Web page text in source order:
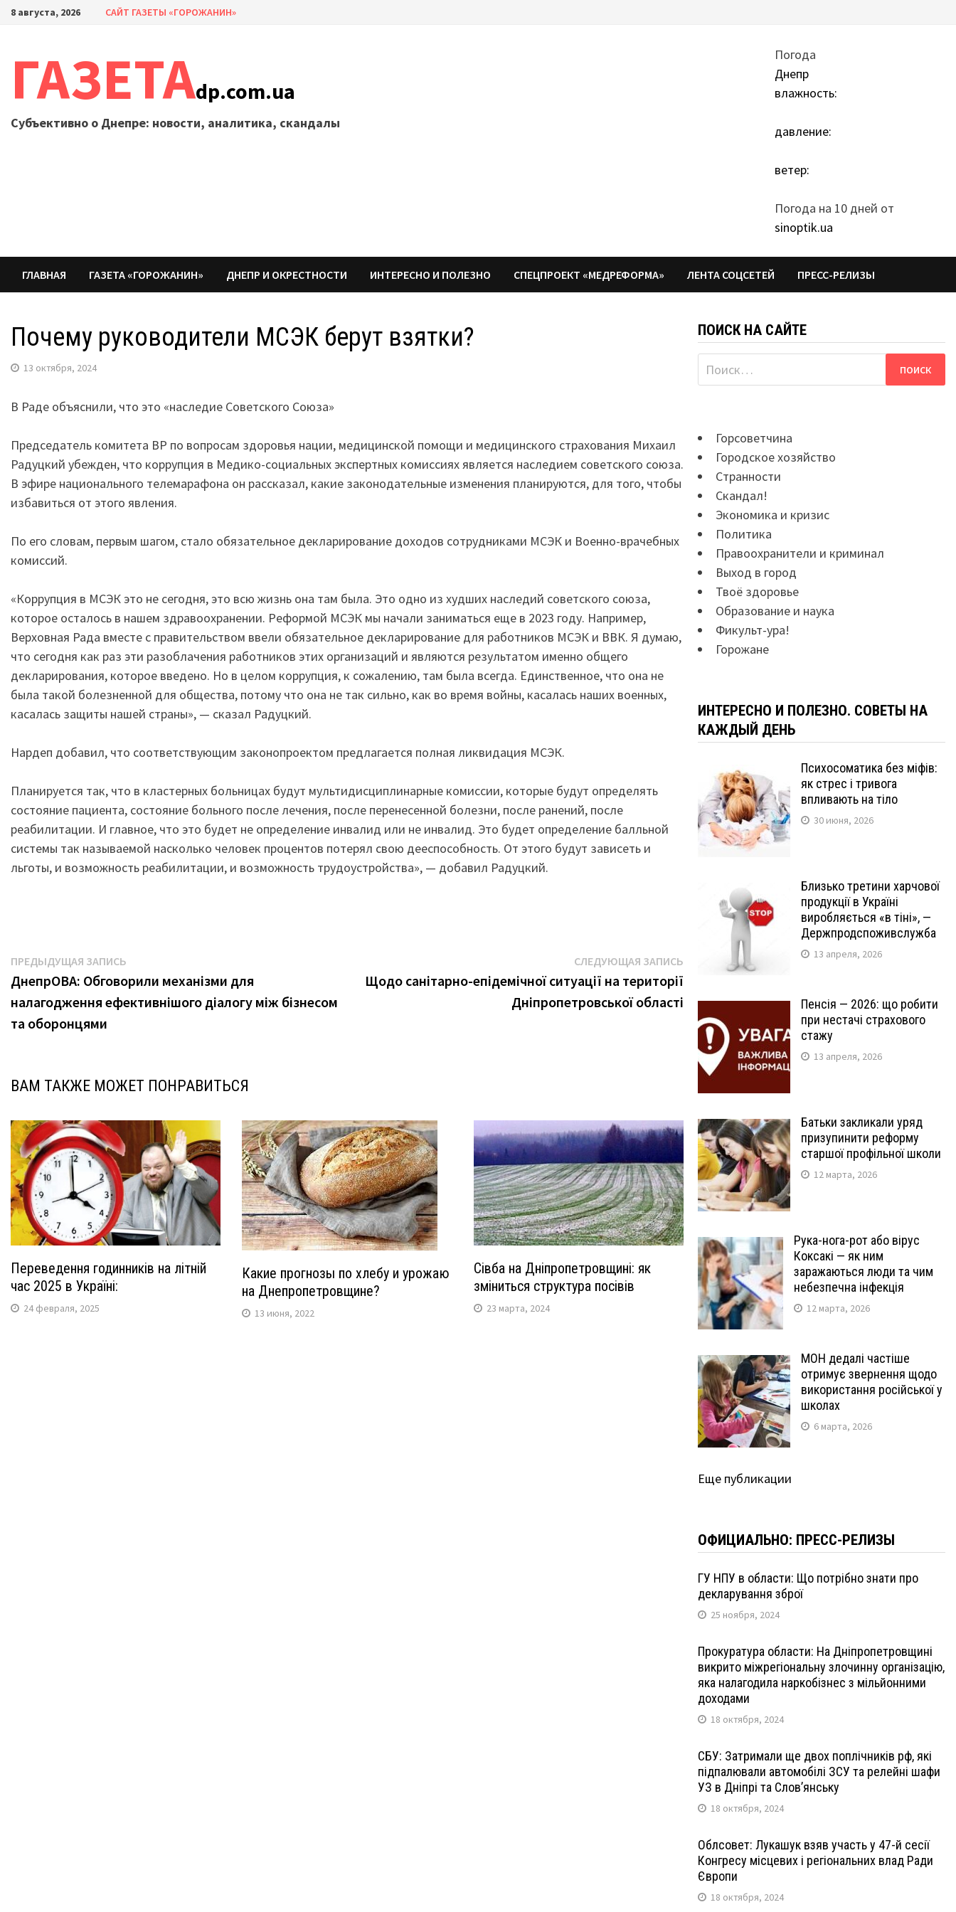
Перейти
8 августа, 2026 САЙТ ГАЗЕТЫ «ГОРОЖАНИН»
ГАЗЕТАdp.com.ua
Субъективно о Днепре: новости, аналитика, скандалы
Погода
Днепр
влажность:
давление:
ветер:
Погода на 10 дней от
sinoptik.ua
ГЛАВНАЯ ГАЗЕТА «ГОРОЖАНИН» ДНЕПР И ОКРЕСТНОСТИ ИНТЕРЕСНО И ПОЛЕЗНО СПЕЦПРОЕКТ «МЕДРЕФОРМА» ЛЕНТА СОЦСЕТЕЙ ПРЕСС-РЕЛИЗЫ
Почему руководители МСЭК берут взятки?
13 октября, 2024
В Раде объяснили, что это «наследие Советского Союза»
Председатель комитета ВР по вопросам здоровья нации, медицинской помощи и медицинского страхования Михаил
Радуцкий убежден, что коррупция в Медико-социальных экспертных комиссиях является наследием советского союза.
В эфире национального телемарафона он рассказал, какие законодательные изменения планируются, для того, чтобы
избавиться от этого явления.
По его словам, первым шагом, стало обязательное декларирование доходов сотрудниками МСЭК и Военно-врачебных
комиссий.
«Коррупция в МСЭК это не сегодня, это всю жизнь она там была. Это одно из худших наследий советского союза,
которое осталось в нашем здравоохранении. Реформой МСЭК мы начали заниматься еще в 2023 году. Например,
Верховная Рада вместе с правительством ввели обязательное декларирование для работников МСЭК и ВВК. Я думаю,
что сегодня как раз эти разоблачения работников этих организаций и являются результатом именно общего
декларирования, которое введено. Но в целом коррупция, к сожалению, там была всегда. Единственное, что она не
была такой болезненной для общества, потому что она не так сильно, как во время войны, касалась наших военных,
касалась защиты нашей страны», — сказал Радуцкий.
Нардеп добавил, что соответствующим законопроектом предлагается полная ликвидация МСЭК.
Планируется так, что в кластерных больницах будут мультидисциплинарные комиссии, которые будут определять
состояние пациента, состояние больного после лечения, после перенесенной болезни, после ранений, после
реабилитации. И главное, что это будет не определение инвалид или не инвалид. Это будет определение балльной
системы так называемой насколько человек процентов потерял свою дееспособность. От этого будут зависеть и
льготы, и возможность реабилитации, и возможность трудоустройства», — добавил Радуцкий.
Навигация
по
записям
ПРЕДЫДУЩАЯ ЗАПИСЬ
запись:
ДнепрОВА: Обговорили механізми для
налагодження ефективнішого діалогу між бізнесом
та оборонцями
СЛЕДУЮЩАЯ ЗАПИСЬ Следующая
Щодо санітарно-епідемічної ситуації на території
Дніпропетровської області
ВАМ ТАКЖЕ МОЖЕТ ПОНРАВИТЬСЯ
Переведення годинників на літній
час 2025 в Україні:
24 февраля, 2025
Какие прогнозы по хлебу и урожаю
на Днепропетровщине?
13 июня, 2022
Сівба на Дніпропетровщині: як
зміниться структура посівів
23 марта, 2024
ПОИСК НА САЙТЕ
Найти:
Горсоветчина
Городское хозяйство
Странности
Скандал!
Экономика и кризис
Политика
Правоохранители и криминал
Выход в город
Твоё здоровье
Образование и наука
Фикульт-ура!
Горожане
ИНТЕРЕСНО И ПОЛЕЗНО. СОВЕТЫ НА
КАЖДЫЙ ДЕНЬ
Психосоматика без міфів:
як стрес і тривога
впливають на тіло
30 июня, 2026
Близько третини харчової
продукції в Україні
виробляється «в тіні», —
Держпродспоживслужба
13 апреля, 2026
Пенсія — 2026: що робити
при нестачі страхового
стажу
13 апреля, 2026
Батьки закликали уряд
призупинити реформу
старшої профільної школи
12 марта, 2026
Рука-нога-рот або вірус
Коксакі — як ним
заражаються люди та чим
небезпечна інфекція
12 марта, 2026
МОН дедалі частіше
отримує звернення щодо
використання російської у
школах
6 марта, 2026
Еще публикации
ОФИЦИАЛЬНО: ПРЕСС-РЕЛИЗЫ
ГУ НПУ в области: Що потрібно знати про
декларування зброї
25 ноября, 2024
Прокуратура области: На Дніпропетровщині
викрито міжрегіональну злочинну організацію,
яка налагодила наркобізнес з мільйонними
доходами
18 октября, 2024
СБУ: Затримали ще двох поплічників рф, які
підпалювали автомобілі ЗСУ та релейні шафи
УЗ в Дніпрі та Слов’янську
18 октября, 2024
Облсовет: Лукашук взяв участь у 47-й сесії
Конгресу місцевих і регіональних влад Ради
Європи
18 октября, 2024